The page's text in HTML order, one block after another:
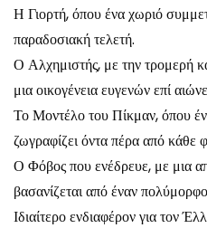
Η Γιορτή, όπου ένα χωριό
παραδοσιακή τελετή.
Ο Αλχημιστής, με την τρομερή
μια οικογένεια ευγενών επί
Το Μοντέλο του Πίκμαν, όπου
ζωγραφίζει όντα πέρα από κάθε
Ο Φόβος που ενέδρευε, με μια
βασανίζεται από έναν
Ιδιαίτερο ενδιαφέρον για τον